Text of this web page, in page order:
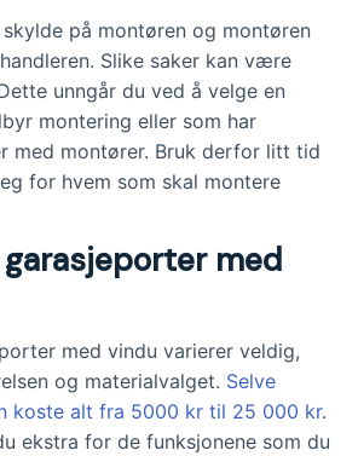
skylde på montøren og montøren
Slike saker kan være
unngår du ved å velge en
montering eller som har
med montører. Bruk derfor litt tid
for hvem som skal montere
garasjeporter med
med vindu varierer veldig,
og materialvalget. Selve
koste alt fra 5000 kr til 25 000 kr.
ekstra for de funksjonene som du